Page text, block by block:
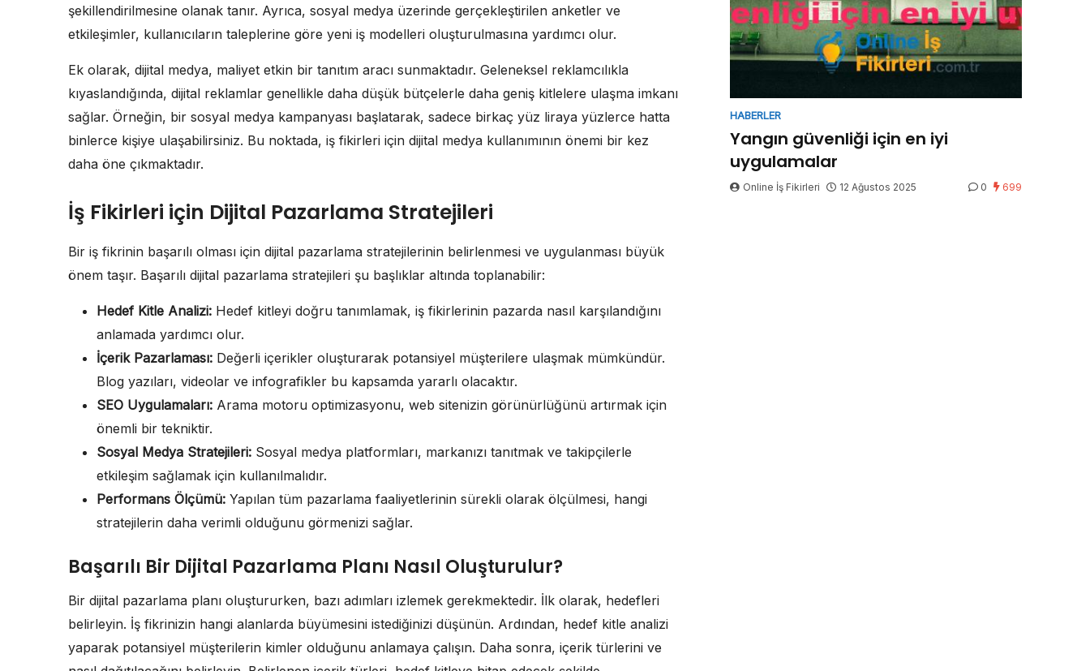
şekillendirilmesine olanak tanır. Ayrıca, sosyal medya üzerinde gerçekleştirilen anketler ve
etkileşimler, kullanıcıların taleplerine göre yeni iş modelleri oluşturulmasına yardımcı olur.
Ek olarak, dijital medya, maliyet etkin bir tanıtım aracı sunmaktadır. Geleneksel reklamcılıkla
kıyaslandığında, dijital reklamlar genellikle daha düşük bütçelerle daha geniş kitlelere ulaşma imkanı
sağlar. Örneğin, bir sosyal medya kampanyası başlatarak, sadece birkaç yüz liraya yüzlerce hatta
binlerce kişiye ulaşabilirsiniz. Bu noktada, iş fikirleri için dijital medya kullanımının önemi bir kez
daha öne çıkmaktadır.
İş Fikirleri için Dijital Pazarlama Stratejileri
Bir iş fikrinin başarılı olması için dijital pazarlama stratejilerinin belirlenmesi ve uygulanması büyük
önem taşır. Başarılı dijital pazarlama stratejileri şu başlıklar altında toplanabilir:
Hedef Kitle Analizi: Hedef kitleyi doğru tanımlamak, iş fikirlerinin pazarda nasıl karşılandığını
anlamada yardımcı olur.
İçerik Pazarlaması: Değerli içerikler oluşturarak potansiyel müşterilere ulaşmak mümkündür.
Blog yazıları, videolar ve infografikler bu kapsamda yararlı olacaktır.
SEO Uygulamaları: Arama motoru optimizasyonu, web sitenizin görünürlüğünü artırmak için
önemli bir tekniktir.
Sosyal Medya Stratejileri: Sosyal medya platformları, markanızı tanıtmak ve takipçilerle
etkileşim sağlamak için kullanılmalıdır.
Performans Ölçümü: Yapılan tüm pazarlama faaliyetlerinin sürekli olarak ölçülmesi, hangi
stratejilerin daha verimli olduğunu görmenizi sağlar.
Başarılı Bir Dijital Pazarlama Planı Nasıl Oluşturulur?
Bir dijital pazarlama planı oluştururken, bazı adımları izlemek gerekmektedir. İlk olarak, hedefleri
belirleyin. İş fikrinizin hangi alanlarda büyümesini istediğinizi düşünün. Ardından, hedef kitle analizi
yaparak potansiyel müşterilerin kimler olduğunu anlamaya çalışın. Daha sonra, içerik türlerini ve
HABERLER
Yangın güvenliği için en iyi
uygulamalar
Online İş Fikirleri 12 Ağustos 2025 0 699